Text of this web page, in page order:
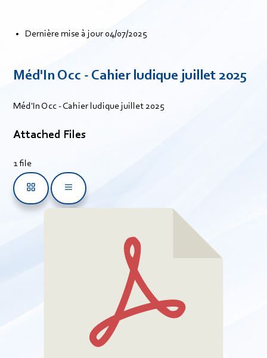
Dernière mise à jour 04/07/2025
Méd'In Occ - Cahier ludique juillet 2025
Méd'In Occ - Cahier ludique juillet 2025
Attached Files
1 file